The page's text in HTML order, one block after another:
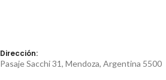
Dirección:
Pasaje Sacchi 31, Mendoza, Argentina 5500